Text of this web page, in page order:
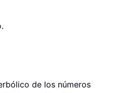
de los números